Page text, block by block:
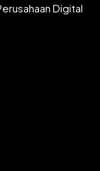
Digital